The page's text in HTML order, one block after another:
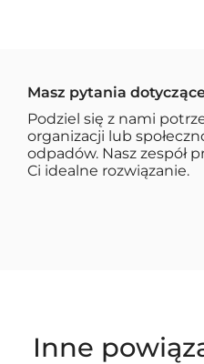
Masz pytania
Podziel się z nami
organizacji lub
odpadów. Nasz zespół
Ci idealne rozwiązanie.
Inne